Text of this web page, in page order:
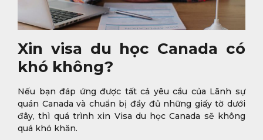
Xin visa du học Canada có
khó không?
Nếu bạn đáp ứng được tất cả yêu cầu của Lãnh sự
quán Canada và chuẩn bị đầy đủ những giấy tờ dưới
đây, thì quá trình xin Visa du học Canada sẽ không
quá khó khăn.